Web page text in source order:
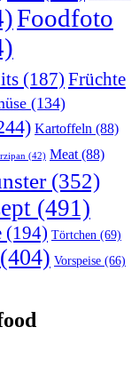
Foodfoto
(187) Früchte
(134)
Kartoffeln (88)
(42) Meat(88)
(352)
(491)
(194) Törtchen (69)
(404) Vorspeise (66)